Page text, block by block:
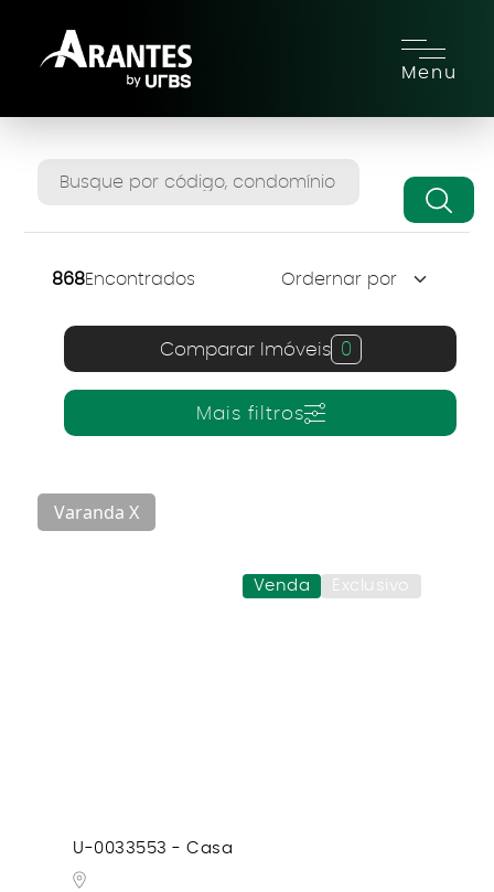
Menu
868Encontrados
Comparar Imóveis 0
Mais filtros
Varanda X
Venda Exclusivo
U-0033553 - Casa